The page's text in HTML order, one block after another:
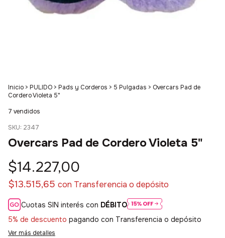
Inicio > PULIDO > Pads y Corderos > 5 Pulgadas > Overcars Pad de
Cordero Violeta 5"
7 vendidos
SKU: 2347
Overcars Pad de Cordero Violeta 5"
$14.227,00
$13.515,65 con Transferencia o depósito
Cuotas SIN interés con DÉBITO
5% de descuento pagando con Transferencia o depósito
Ver más detalles